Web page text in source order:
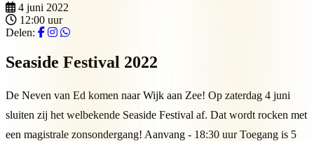
4 juni 2022
12:00 uur
Delen:
Seaside Festival 2022
De Neven van Ed komen naar Wijk aan Zee! Op zaterdag 4 juni
sluiten zij het welbekende Seaside Festival af. Dat wordt rocken met
een magistrale zonsondergang! Aanvang - 18:30 uur Toegang is 5